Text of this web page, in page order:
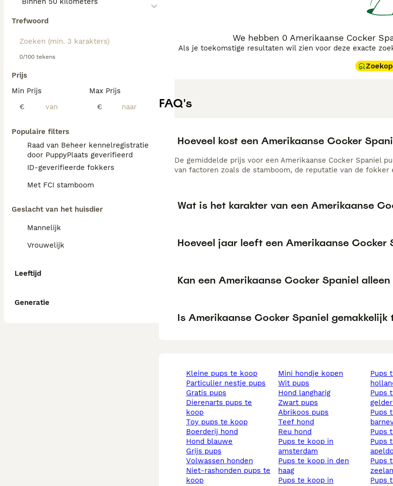
Trefwoord
0/100 tekens
Prijs
Min Prijs
€
Max Prijs
€
Populaire filters
Raad van Beheer kennelregistratie
door PuppyPlaats geverifieerd
ID-geverifieerde fokkers
Met FCI stamboom
Geslacht van het huisdier
Mannelijk
Vrouwelijk
Leeftijd
Generatie
We hebben 0 Amerikaanse Cocker
Als je toekomstige resultaten wil zien voor deze exacte
FAQ's
Hoeveel kost een Amerikaanse Cocker
De gemiddelde prijs voor een Amerikaanse Cocker Spaniel
van factoren zoals de stamboom, de reputatie van de fokker
Wat is het karakter van een Amerikaanse
Hoeveel jaar leeft een Amerikaanse Cocker
Kan een Amerikaanse Cocker Spaniel
Is Amerikaanse Cocker Spaniel gemakkelijk
kleine pups te koop
particulier nestje pups
gratis pups
dierenarts pups te
koop
toy pups te koop
boerderij hond
hond blauwe
grijs pups
volwassen honden
niet-rashonden pups te
koop
mini hondje kopen
wit pups
hond langharig
zwart pups
abrikoos pups
teef hond
reu hond
pups te koop in
amsterdam
pups te koop in den
haag
pups te koop in
pups te koop zuid
pups te koop in
pups te koop in
pups
pups te koop in
pups te koop in